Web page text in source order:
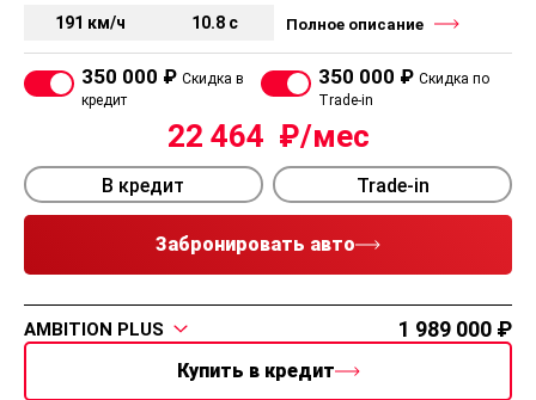
191 км/ч 10.8 с Полное описание
350 000 ₽ Скидка в
кредит
350 000 ₽ Скидка по
Trade-in
22 464
В кредит Trade-in
Забронировать авто
AMBITION PLUS 1 989 000
Купить в кредит